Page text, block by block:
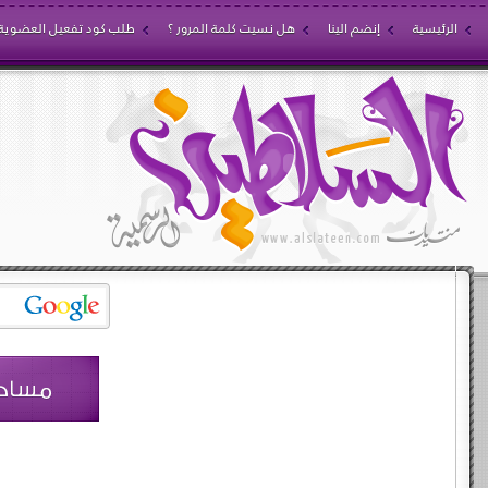
الرئيسية إنضم الينا هل نسيت كلمة المرور ؟ طلب كود تفعيل